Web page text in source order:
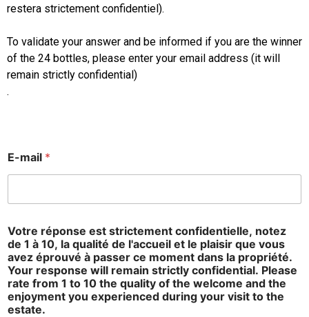
restera strictement confidentiel).
To validate your answer and be informed if you are the winner
of the 24 bottles, please enter your email address (it will
remain strictly confidential)
.
é
p
e
f
r
o
m
c
e
E-mail *
Votre réponse est strictement confidentielle, notez
de 1 à 10, la qualité de l'accueil et le plaisir que vous
avez éprouvé à passer ce moment dans la propriété.
Your response will remain strictly confidential. Please
rate from 1 to 10 the quality of the welcome and the
enjoyment you experienced during your visit to the
estate.